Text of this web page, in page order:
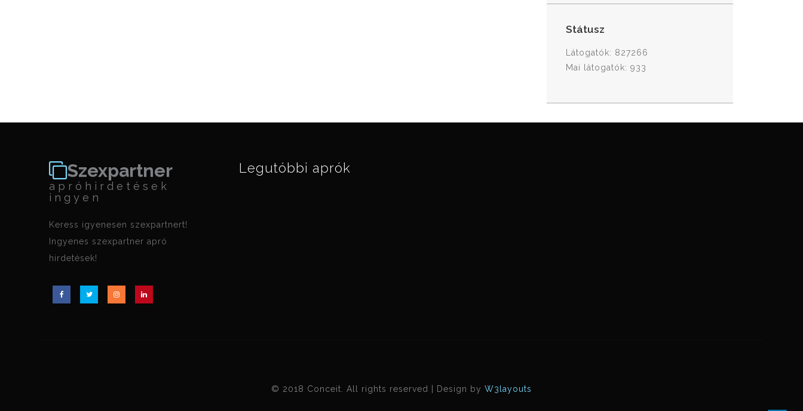
Státusz
Látogatók: 827266
Mai látogatók: 933
Szexpartner
apróhirdetések
ingyen
Keress igyenesen szexpartnert!
Ingyenes szexpartner apró
hirdetések!
Legutóbbi aprók
© 2018 Conceit. All rights reserved | Design by W3layouts